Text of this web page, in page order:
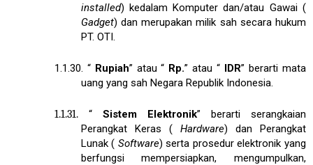
installed) kedalam Komputer dan/atau Gawai (
Gadget) dan merupakan milik sah secara hukum
PT. OTI.
1.1.30. “ Rupiah” atau “ Rp.” atau “ IDR” berarti mata
uang yang sah Negara Republik Indonesia.
1.1.31. “ Sistem Elektronik” berarti serangkaian
Perangkat Keras ( Hardware) dan Perangkat
Lunak ( Software) serta prosedur elektronik yang
berfungsi mempersiapkan, mengumpulkan,